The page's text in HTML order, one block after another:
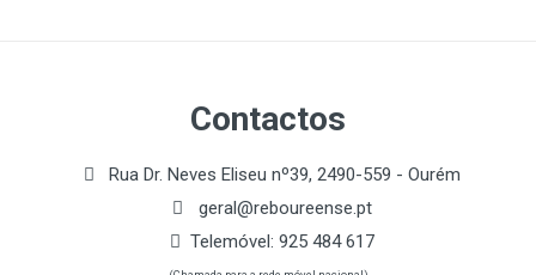
Contactos
Rua Dr. Neves Eliseu nº39, 2490-559 - Ourém
geral@reboureense.pt
Telemóvel: 925 484 617